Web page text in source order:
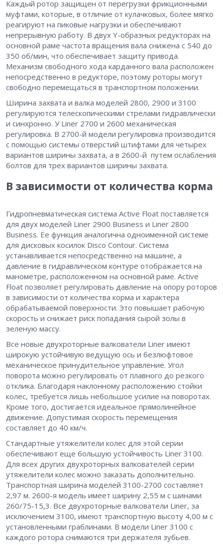
Каждый ротор защищен от перегрузки фрикционными
муфтами, которые, в отличие от кулачковых, более мягко
реагируют на пиковые нагрузки и обеспечивают
непрерывную работу. В двух Y-образных редукторах на
основной раме частота вращения вала снижена с 540 до
350 об/мин, что обеспечивает защиту привода.
Механизм свободного хода карданного вала расположен
непосредственно в редукторе, поэтому роторы могут
свободно перемещаться в транспортном положении.
Ширина захвата и валка моделей 2800, 2900 и 3100
регулируются телескопическими стрелами гидравлически
и синхронно. У Liner 2700 и 2600 механическая
регулировка. В 2700-й модели регулировка производится
с помощью системы отверстий штифтами для четырех
вариантов ширины захвата, а в 2600-й путем ослабления
болтов для трех вариантов ширины захвата.
В зависимости от количества корма
Гидропневматическая система Active Float поставляется
для двух моделей Liner 2900 Business и Liner 2800
Business. Ее функция аналогична одноименной системе
для дисковых косилок Disco Contour. Система
устанавливается непосредственно на машине, а
давление в гидравлическом контуре отображается на
манометре, расположенном на основной раме. Active
Float позволяет регулировать давление на опору роторов
в зависимости от количества корма и характера
обрабатываемой поверхности. Это повышает рабочую
скорость и снижает риск попадания сырой золы в
зеленую массу.
Все новые двухроторные валкователи Liner имеют
широкую устойчивую ведущую ось и безлюфтовое
механическое принудительное управление. Угол
поворота можно регулировать от плавного до резкого
отклика. Благодаря наклонному расположению стойки
колес, требуется лишь небольшое усилие на поворотах.
Кроме того, достигается идеальное прямолинейное
движение. Допустимая скорость перемещения
составляет до 40 км/ч.
Стандартные утяжелители колес для этой серии
обеспечивают еще большую устойчивость Liner 3100.
Для всех других двухроторных валкователей серии
утяжелители колес можно заказать дополнительно.
Транспортная ширина моделей 3100-2700 составляет
2,97 м. 2600-я модель имеет ширину 2,55 м с шинами
260/75-15,3. Все двухроторные валкователи Liner, за
исключением 3100, имеют транспортную высоту 4,00 м с
установленными граблинами. В модели Liner 3100 с
каждого ротора снимаются три держателя зубьев.